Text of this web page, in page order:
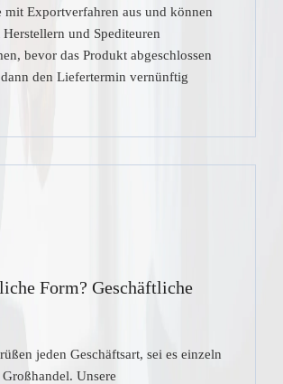
mit Exportverfahren aus und können
und Spediteuren
bevor das Produkt abgeschlossen
den Liefertermin vernünftig
Form? Geschäftliche
jeden Geschäftsart, sei es einzeln
Unsere